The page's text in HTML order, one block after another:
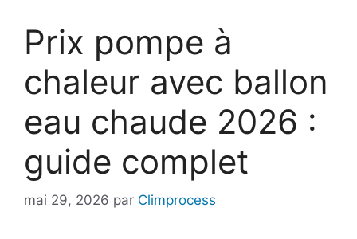
Prix pompe à
chaleur avec ballon
eau chaude 2026 :
guide complet
mai 29, 2026 par Climprocess